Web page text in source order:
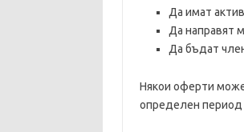
Да имат
Да направят
Да бъдат
Някои оферти може
определен период